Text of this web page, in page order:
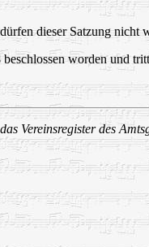
dieser Satzung nicht
worden und
Vereinsregister des